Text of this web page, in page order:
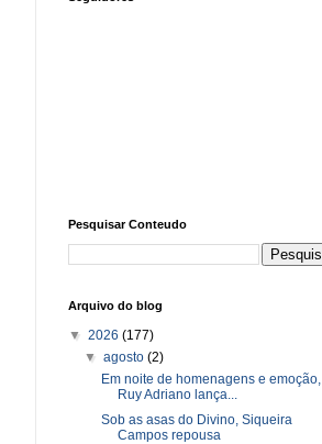
Pesquisar Conteudo
Arquivo do blog
▼ 2026 (177)
▼agosto(2)
Em noite de homenagens e emoção,
Ruy Adriano lança...
Sob as asas do Divino, Siqueira
Campos repousa